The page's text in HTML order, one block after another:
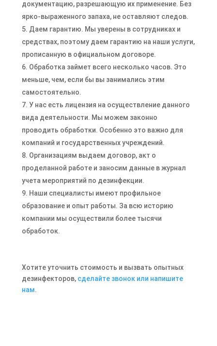
документацию, разрешающую их применение. Без
ярко-выраженного запаха, не оставляют следов.
Даем гарантию. Мы уверены в сотрудниках и
средствах, поэтому даем гарантию на наши услуги,
прописанную в официальном договоре.
Обработка займет всего несколько часов. Это
меньше, чем, если бы вы занимались этим
самостоятельно.
У нас есть лицензия на осуществление данного
вида деятельности. Мы можем законно
проводить обработки. Особенно это важно для
компаний и государственных учреждений.
Организациям выдаем договор, акт о
проделанной работе и заносим данные в журнал
учета мероприятий по дезинфекции.
Наши специалисты имеют профильное
образование и опыт работы. За всю историю
компании мы осуществили более тысячи
обработок.
Хотите уточнить стоимость и вызвать опытных
дезинфекторов, сделайте звонок или напишите
нам.